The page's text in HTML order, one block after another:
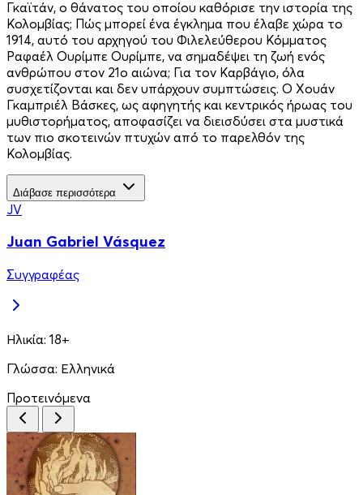
Γκαϊτάν, ο θάνατος του οποίου καθόρισε την ιστορία της
Κολομβίας; Πώς μπορεί ένα έγκλημα που έλαβε χώρα το
1914, αυτό του αρχηγού του Φιλελεύθερου Κόμματος
Ραφαέλ Ουρίμπε Ουρίμπε, να σημαδέψει τη ζωή ενός
ανθρώπου στον 21ο αιώνα; Για τον Καρβάγιο, όλα
συσχετίζονται και δεν υπάρχουν συμπτώσεις. O Χουάν
Γκαμπριέλ Βάσκες, ως αφηγητής και κεντρικός ήρωας του
μυθιστορήματος, αποφασίζει να διεισδύσει στα μυστικά
των πιο σκοτεινών πτυχών από το παρελθόν της
Κολομβίας.
Διάβασε περισσότερα
JV
Juan Gabriel Vásquez
Συγγραφέας
Ηλικία: 18+
Γλώσσα: Ελληνικά
Προτεινόμενα